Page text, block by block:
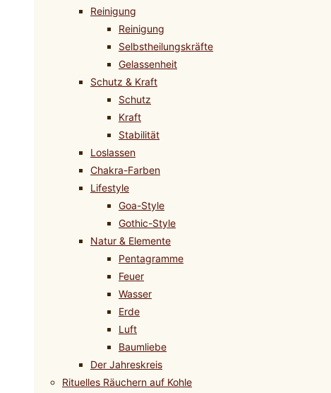
Reinigung
Reinigung
Selbstheilungskräfte
Gelassenheit
Schutz & Kraft
Schutz
Kraft
Stabilität
Loslassen
Chakra-Farben
Lifestyle
Goa-Style
Gothic-Style
Natur & Elemente
Pentagramme
Feuer
Wasser
Erde
Luft
Baumliebe
Der Jahreskreis
Rituelles Räuchern auf Kohle